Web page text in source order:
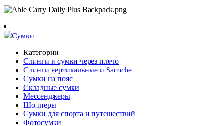
Сумки
Категории
Слинги и сумки через плечо
Слинги вертикальные и Sacoche
Сумки на пояс
Складные сумки
Мессенджеры
Шопперы
Сумки для спорта и путешествий
Фотосумки